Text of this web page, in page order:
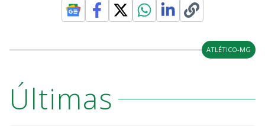
ATLÉTICO-MG
Últimas